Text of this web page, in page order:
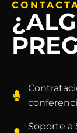
Soporte a